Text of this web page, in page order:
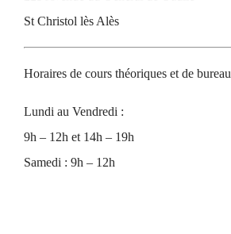
St Christol lès Alès
Horaires de cours théoriques et de bureau
Lundi au Vendredi :
9h – 12h et 14h – 19h
Samedi : 9h – 12h